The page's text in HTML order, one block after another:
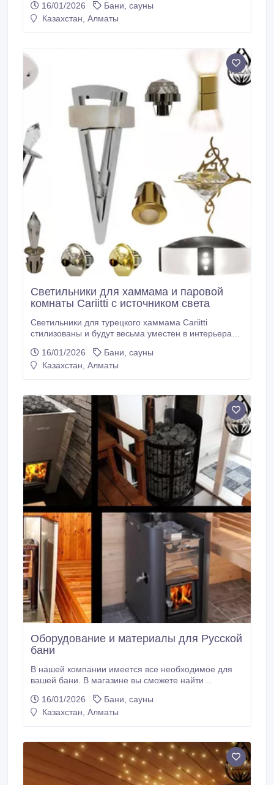
является термостойкой и может быть использована
в условиях максимальной влажности, в том числе в
большим запасом мощности.
16/01/2026
Бани, сауны
Казахстан, Алматы
Светильники для хаммама и паровой
комнаты Cariitti с источником света
Светильники для турецкого хаммама Cariitti
стилизованы и будут весьма уместен в интерьерах,
ретро. Для изготовления светильников
использованы высококачественные материалы, что
IP67, благодаря чему может без вреда для себя
находиться в перенасыщенном влагой воздухе,
характерном для турецкой парной.
16/01/2026
Бани, сауны
Казахстан, Алматы
Оборудование и материалы для Русской
бани
В нашей компании имеется все необходимое для
вашей бани. В магазине вы сможете найти
дровяных печей Harvia, освещение для вашей бани,
камни для дровяных печей. Вам достаточно
свяжутся и ответят на все ваши вопросы.
16/01/2026
Бани, сауны
Казахстан, Алматы